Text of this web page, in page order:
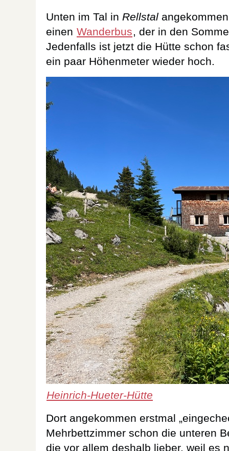
Unten im Tal in Rellstal
einen Wanderbus, der in den
Jedenfalls ist jetzt die Hütte schon
ein paar Höhenmeter wieder hoch.
Heinrich-Hueter-Hütte
Dort angekommen erstmal
Mehrbettzimmer schon die unteren
die vor allem deshalb lieber, weil es